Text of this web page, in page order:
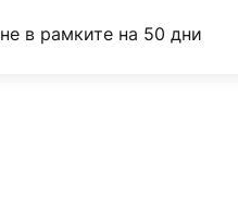
в рамките на 50 дни